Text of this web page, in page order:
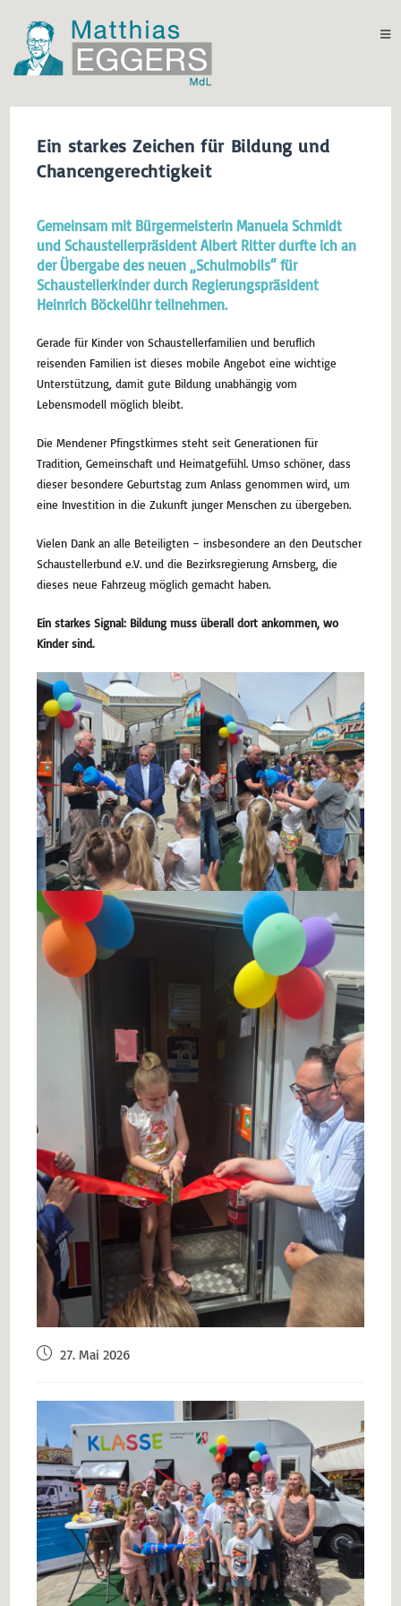
Ein starkes Zeichen für Bildung und
Chancengerechtigkeit
Gemeinsam mit Bürgermeisterin Manuela Schmidt
und Schaustellerpräsident Albert Ritter durfte ich an
der Übergabe des neuen „Schulmobils“ für
Schaustellerkinder durch Regierungspräsident
Heinrich Böckelühr teilnehmen.
Gerade für Kinder von Schaustellerfamilien und beruflich
reisenden Familien ist dieses mobile Angebot eine wichtige
Unterstützung, damit gute Bildung unabhängig vom
Lebensmodell möglich bleibt.
Die Mendener Pfingstkirmes steht seit Generationen für
Tradition, Gemeinschaft und Heimatgefühl. Umso schöner, dass
dieser besondere Geburtstag zum Anlass genommen wird, um
eine Investition in die Zukunft junger Menschen zu übergeben.
Vielen Dank an alle Beteiligten – insbesondere an den Deutscher
Schaustellerbund e.V. und die Bezirksregierung Arnsberg, die
dieses neue Fahrzeug möglich gemacht haben.
Ein starkes Signal: Bildung muss überall dort ankommen, wo
Kinder sind.
27. Mai 2026